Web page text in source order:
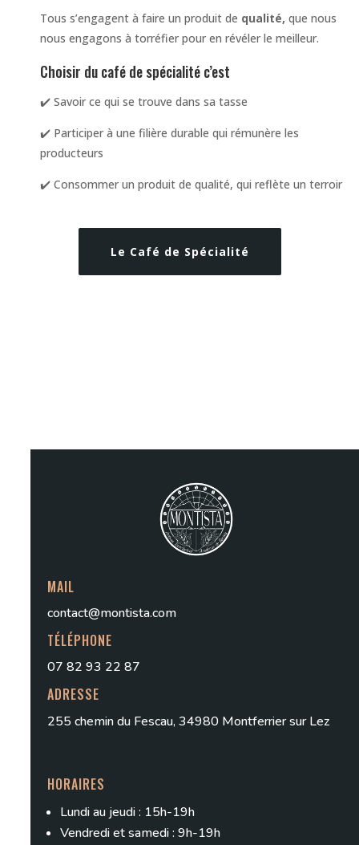
Tous s’engagent à faire un produit de qualité, que nous
nous engagons à torréfier pour en révéler le meilleur.
Choisir du café de spécialité c’est
✔️ Savoir ce qui se trouve dans sa tasse
✔️ Participer à une filière durable qui rémunère les
producteurs
✔️ Consommer un produit de qualité, qui reflète un terroir
Le Café de Spécialité
MAIL
contact@montista.com
TÉLÉPHONE
07 82 93 22 87
ADRESSE
255 chemin du Fescau, 34980 Montferrier sur Lez
HORAIRES
Lundi au jeudi : 15h-19h
Vendredi et samedi : 9h-19h